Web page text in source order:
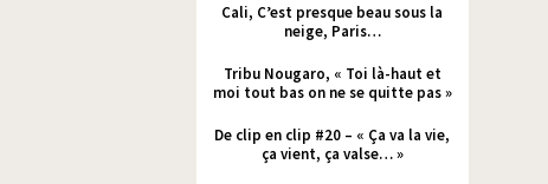
Cali, C’est presque beau sous la
neige, Paris…
Tribu Nougaro, « Toi là-haut et
moi tout bas on ne se quitte pas »
De clip en clip #20 – « Ça va la vie,
ça vient, ça valse… »